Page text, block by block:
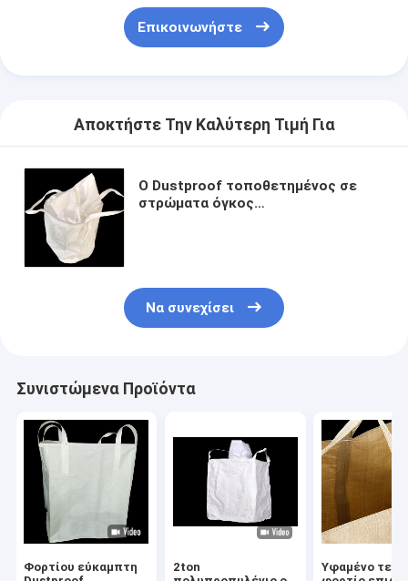
Επικοινωνήστε
Αποκτήστε Την Καλύτερη Τιμή Για
Ο Dustproof τοποθετημένος σε
στρώματα όγκος
Να συνεχίσει
Συνιστώμενα Προϊόντα
Φορτίου εύκαμπτη
2ton
Υφαμένο